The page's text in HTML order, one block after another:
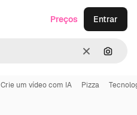
Limpar
Preços Entrar
Crie um vídeo com IA Pizza